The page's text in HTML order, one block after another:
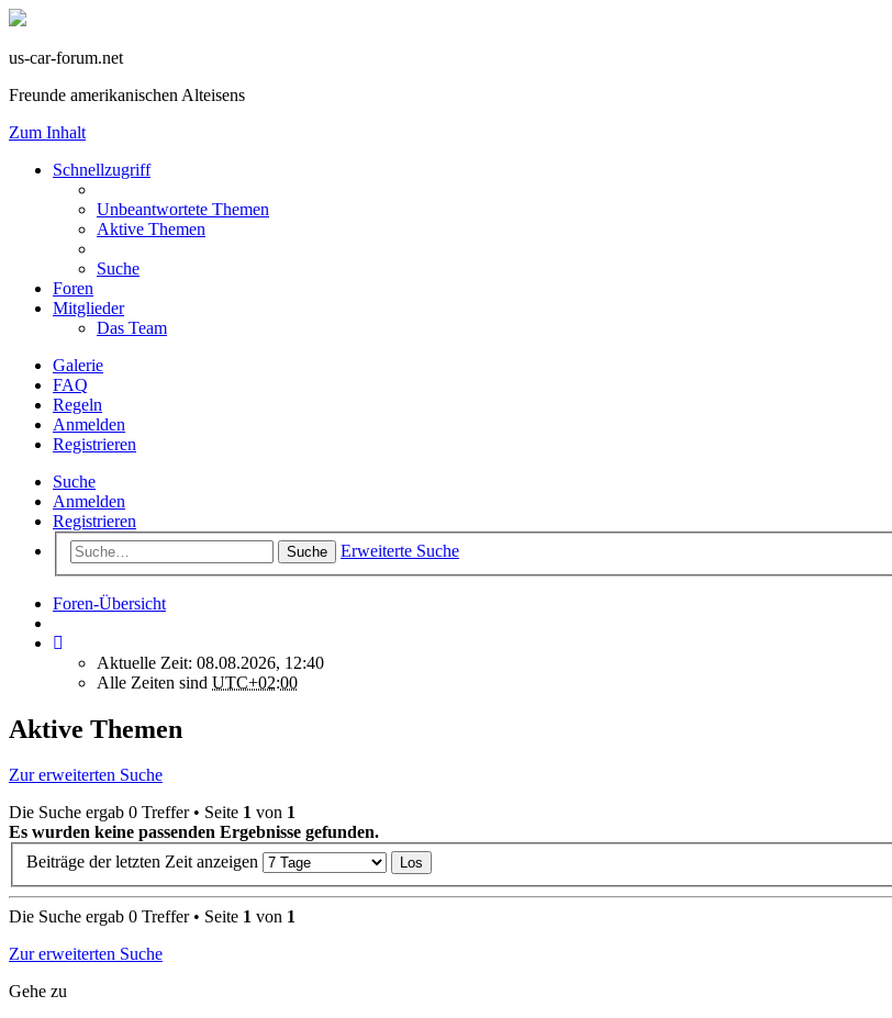
us-car-forum.net
Freunde amerikanischen Alteisens
Zum Inhalt
Schnellzugriff
Unbeantwortete Themen
Aktive Themen
Suche
Foren
Mitglieder
Das Team
Galerie
FAQ
Regeln
Anmelden
Registrieren
Suche
Anmelden
Registrieren
Suche Erweiterte Suche
Foren-Übersicht
Aktuelle Zeit: 08.08.2026, 12:40
Alle Zeiten sind UTC+02:00
Aktive Themen
Zur erweiterten Suche
Die Suche ergab 0 Treffer • Seite 1 von 1
Es wurden keine passenden Ergebnisse gefunden.
Beiträge der letzten Zeit anzeigen
Die Suche ergab 0 Treffer • Seite 1 von 1
Zur erweiterten Suche
Gehe zu